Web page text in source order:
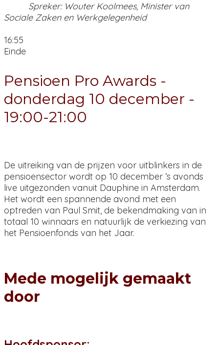
Spreker: Wouter Koolmees, Minister van
Sociale Zaken en Werkgelegenheid
16:55
Einde
Pensioen Pro Awards -
donderdag 10 december -
19:00-21:00
De uitreiking van de prijzen voor uitblinkers in de
pensioensector wordt op 10 december ’s avonds
live uitgezonden vanuit Dauphine in Amsterdam.
Het wordt een spannende avond met een
optreden van Paul Smit, de bekendmaking van in
totaal 10 winnaars en natuurlijk de verkiezing van
het Pensioenfonds van het Jaar.
Mede mogelijk gemaakt
door